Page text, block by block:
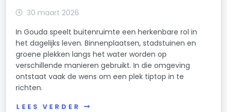
30 maart 2026
In Gouda speelt buitenruimte een herkenbare rol in
het dagelijks leven. Binnenplaatsen, stadstuinen en
groene plekken langs het water worden op
verschillende manieren gebruikt. In die omgeving
ontstaat vaak de wens om een plek tiptop in te
richten.
LEES VERDER